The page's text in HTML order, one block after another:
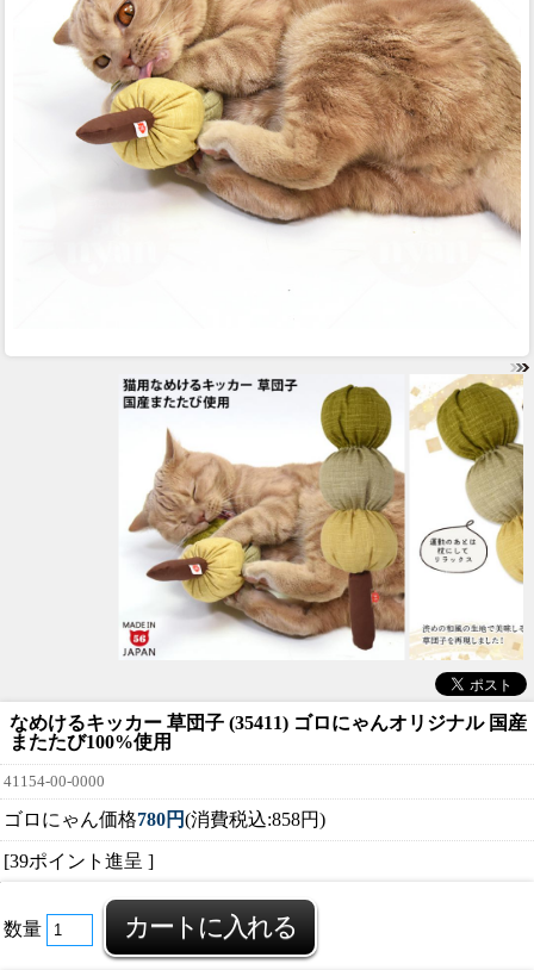
なめけるキッカー 草団子 (35411) ゴロにゃんオリジナル 国産
またたび100%使用
41154-00-0000
ゴロにゃん価格780円(消費税込:858円)
[39ポイント進呈 ]
数量